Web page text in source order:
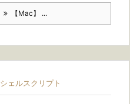
【Mac】 ...
シェルスクリプト